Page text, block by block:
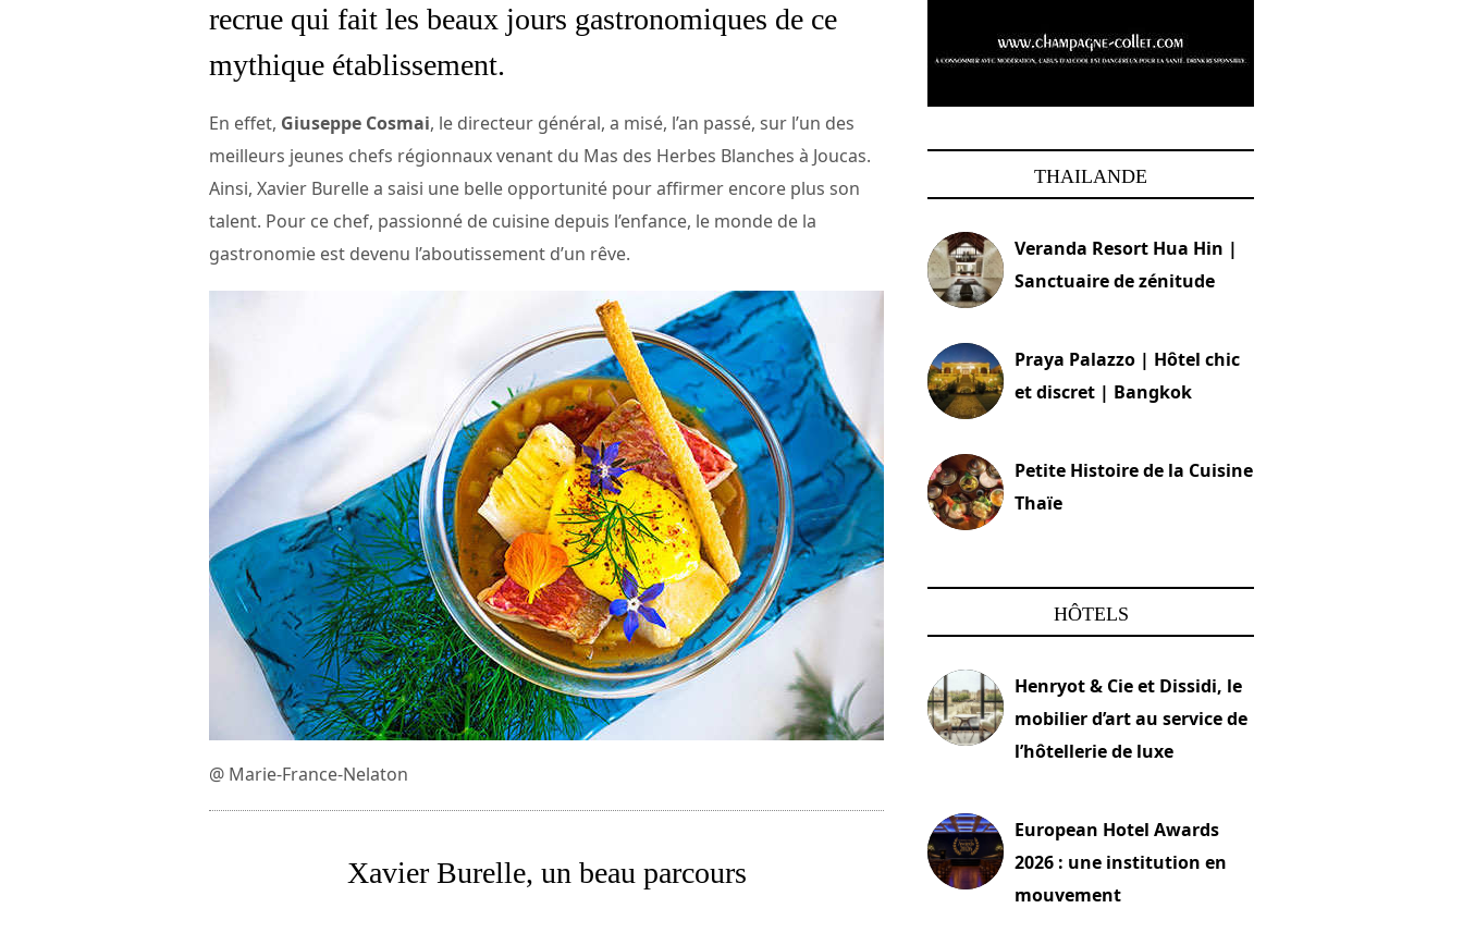
recrue qui fait les beaux jours gastronomiques de ce
mythique établissement.
En effet, Giuseppe Cosmai, le directeur général, a misé, l’an passé, sur l’un des
meilleurs jeunes chefs régionnaux venant du Mas des Herbes Blanches à Joucas.
Ainsi, Xavier Burelle a saisi une belle opportunité pour affirmer encore plus son
talent. Pour ce chef, passionné de cuisine depuis l’enfance, le monde de la
gastronomie est devenu l’aboutissement d’un rêve.
@ Marie-France-Nelaton
Xavier Burelle, un beau parcours
THAILANDE
Veranda Resort Hua Hin |
Sanctuaire de zénitude
Praya Palazzo | Hôtel chic
et discret | Bangkok
Petite Histoire de la Cuisine
Thaïe
HÔTELS
Henryot & Cie et Dissidi, le
mobilier d’art au service de
l’hôtellerie de luxe
European Hotel Awards
2026 : une institution en
mouvement